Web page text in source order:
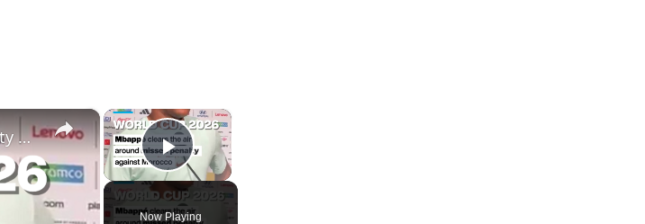
×
Play Video
Now Playing
×
World Cup 2026: Mbappé clears air around penalty against Morocco